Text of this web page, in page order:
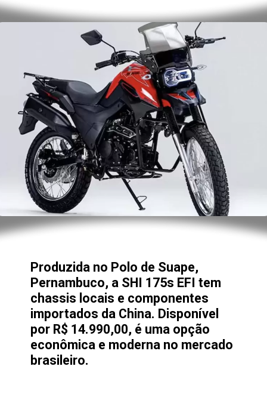
Produzida no Polo de Suape,
Pernambuco, a SHI 175s EFI tem
chassis locais e componentes
importados da China. Disponível
por R$ 14.990,00, é uma opção
econômica e moderna no mercado
brasileiro.